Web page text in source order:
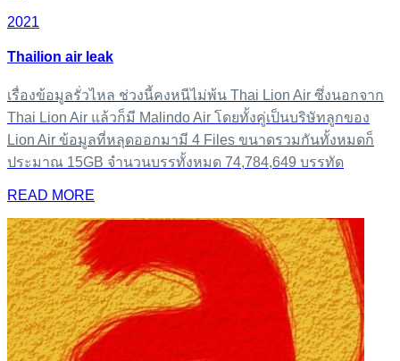
2021
Thailion air leak
เรื่องข้อมูลรั่วไหล ช่วงนี้คงหนีไม่พ้น Thai Lion Air ซึ่งนอกจาก
Thai Lion Air แล้วก็มี Malindo Air โดยทั้งคู่เป็นบริษัทลูกของ
Lion Air ข้อมูลที่หลุดออกมามี 4 Files ขนาดรวมกันทั้งหมดก็
ประมาณ 15GB จำนวนบรรทั้งหมด 74,784,649 บรรทัด
READ MORE